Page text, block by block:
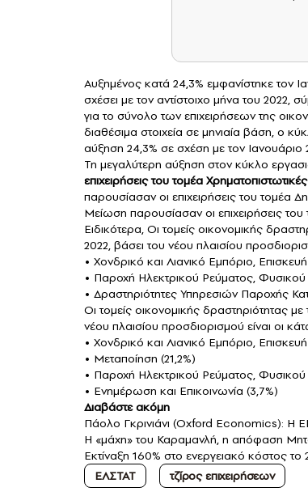
Αυξημένος κατά 24,3% εμφανίστηκε τον
σχέσει με τον αντίστοιχο μήνα του 2022,
για το σύνολο των επιχειρήσεων της
διαθέσιμα στοιχεία σε μηνιαία βάση, ο
αύξηση 24,3% σε σχέση με τον Ιανουάριο
Τη μεγαλύτερη αύξηση στον κύκλο
επιχειρήσεις του τομέα
παρουσίασαν οι επιχειρήσεις του τομέα
Μείωση παρουσίασαν οι επιχειρήσεις
Ειδικότερα, Οι τομείς οικονομικής
2022, βάσει του νέου πλαισίου
• Χονδρικό και Λιανικό Εμπόριο,
• Παροχή Ηλεκτρικού Ρεύματος,
• Δραστηριότητες Υπηρεσιών Παροχής
Οι τομείς οικονομικής δραστηριότητας
νέου πλαισίου προσδιορισμού είναι οι
• Χονδρικό και Λιανικό Εμπόριο,
• Μεταποίηση (21,2%)
• Παροχή Ηλεκτρικού Ρεύματος,
• Ενημέρωση και Επικοινωνία (3,7%)
Διαβάστε ακόμη
Πάολο Γκρινιάνι (Oxford Economics): Η
Η «μάχη» του Καραμανλή, η απόφαση
Εκτίναξη 160% στο ενεργειακό κόστος
ΕΛΣΤΑΤ
τζίρος επιχειρήσεων